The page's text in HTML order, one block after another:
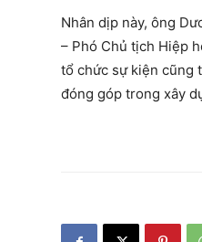
Nhân dịp này, ông
– Phó Chủ tịch Hiệp
tổ chức sự kiện cũng
đóng góp trong xây